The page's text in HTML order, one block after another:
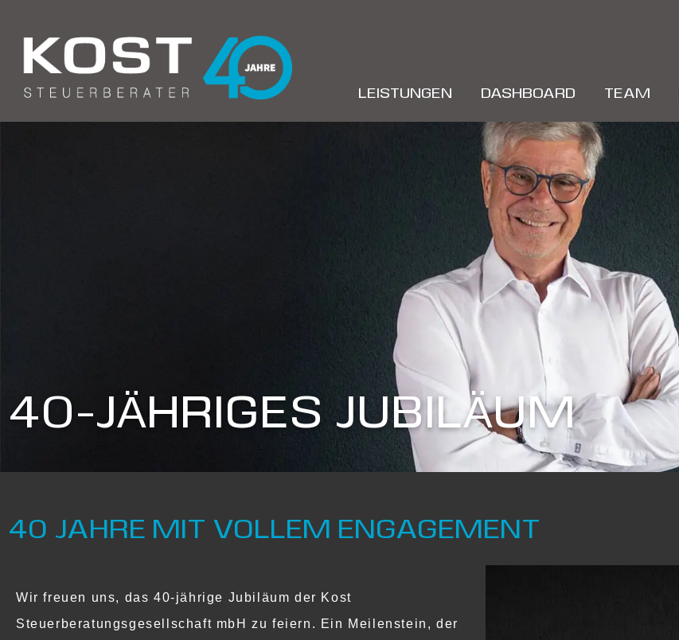
LEISTUNGEN DASHBOARD TEAM
40-JÄHRIGES JUBILÄUM
40 JAHRE MIT VOLLEM ENGAGEMENT
Wir freuen uns, das 40-jährige Jubiläum der Kost
Steuerberatungsgesellschaft mbH zu feiern. Ein Meilenstein, der